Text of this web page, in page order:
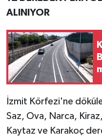
ALINIYOR
İzmit Körfezi'ne
Saz, Ova, Narca,
Kaytaz ve Karakoç